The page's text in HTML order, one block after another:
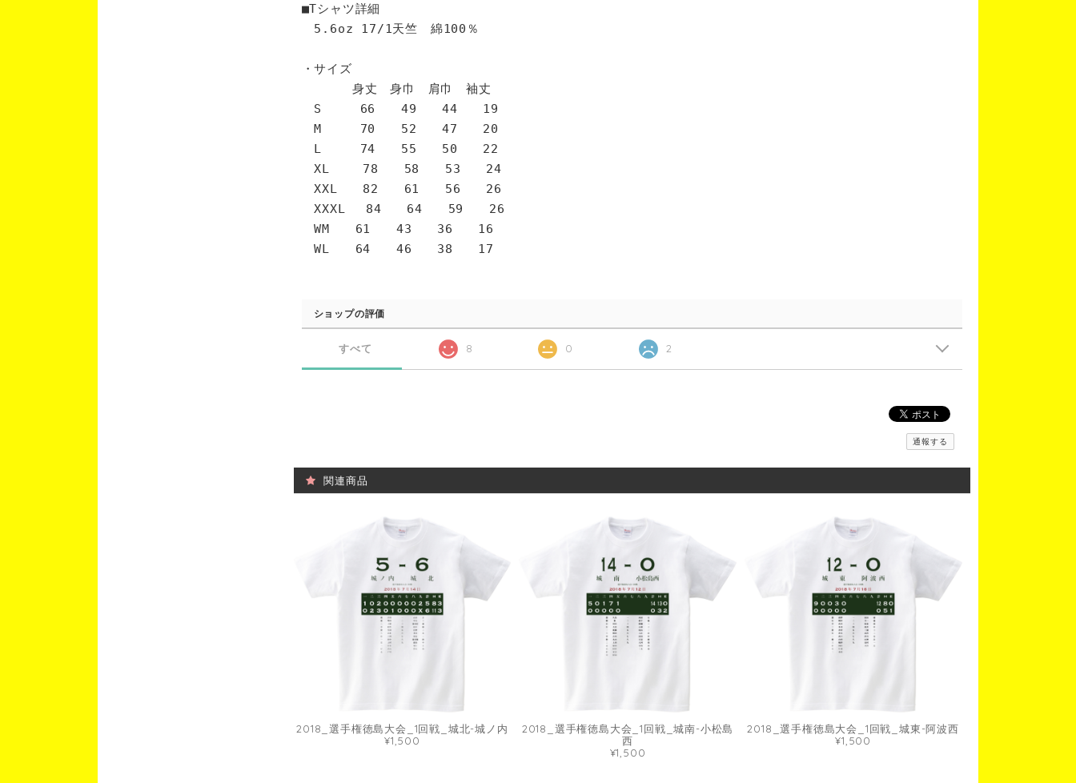
■Tシャツ詳細
5.6oz 17/1天竺 綿100％
・サイズ
身丈 身巾 肩巾 袖丈
S 66 49 44 19
M 70 52 47 20
L 74 55 50 22
XL 78 58 53 24
XXL 82 61 56 26
XXXL 84 64 59 26
WM 61 43 36 16
WL 64 46 38 17
ショップの評価
すべて 8 0 2
通報する
関連商品
2018_選手権徳島大会_1回戦_城北-城ノ内
¥1,500
2018_選手権徳島大会_1回戦_城南-小松島
西
¥1,500
2018_選手権徳島大会_1回戦_城東-阿波西
¥1,500